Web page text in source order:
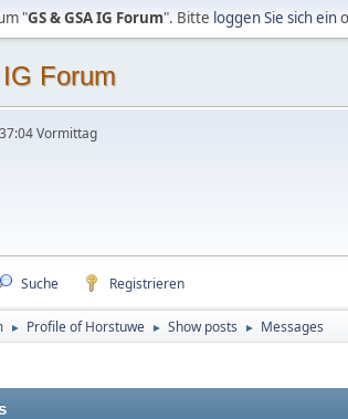
"GS & GSA IG Forum". Bitte loggen Sie sich ein
Forum
Vormittag
Suche Registrieren
► Profile of Horstuwe ► Show posts ► Messages